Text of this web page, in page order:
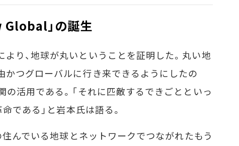
Global」の誕生
り、地球が丸いということを証明した。丸い地
かつグローバルに行き来できるようにしたの
の活用である。「それに匹敵するできごとといっ
である」と岩本氏は語る。
んでいる地球とネットワークでつながれたもう